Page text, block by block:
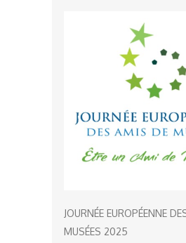
JOURNÉE EUROPÉENNE
MUSÉES 2025